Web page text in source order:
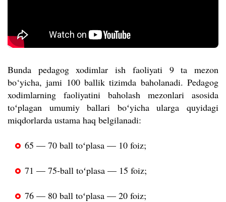
Bunda pedagog xodimlar ish faoliyati 9 ta mezon
bo‘yicha, jami 100 ballik tizimda baholanadi. Pedagog
xodimlarning faoliyatini baholash mezonlari asosida
toʻplagan umumiy ballari boʻyicha ularga quyidagi
miqdorlarda ustama haq belgilanadi:
65 — 70 ball toʻplasa — 10 foiz;
71 — 75-ball toʻplasa — 15 foiz;
76 — 80 ball toʻplasa — 20 foiz;